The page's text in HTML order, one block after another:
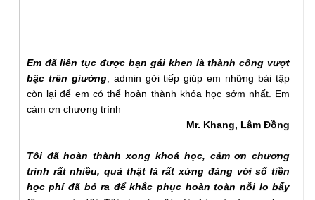
bậc trên giường, admin gởi tiếp giúp em những bài tập
còn lại để em có thể hoàn thành khóa học sớm nhất. Em
cảm ơn chương trình
trình rất nhiều, quả thật là rất xứng đáng với số tiền
học phí đã bỏ ra để khắc phục hoàn toàn nỗi lo bấy
lâu nay của tôi. Tôi xin có một vài chia sẻ cùng ae học